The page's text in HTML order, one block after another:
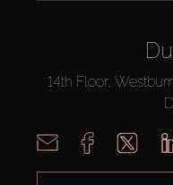
14th Floor,